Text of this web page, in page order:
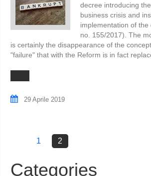
decree introducing
business crisis and
implementation of
no. 155/2017). The
is certainly the disappearance of the
"failure" that with the Reform is in fact
29 Aprile 2019
1 2
Categories